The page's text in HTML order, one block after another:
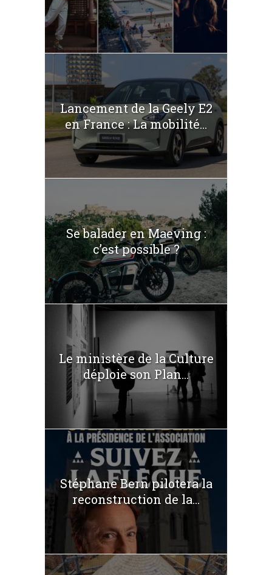
Lancement de la Geely E2
en France : La mobilité...
Se balader en Maeving :
c’est possible ?
Le ministère de la Culture
déploie son Plan...
Stéphane Bern pilotera la
reconstruction de la...